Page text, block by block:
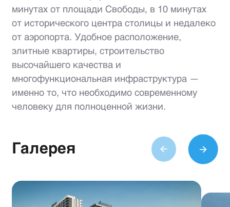
минутах от площади Свободы, в 10 минутах
от исторического центра столицы и недалеко
от аэропорта. Удобное расположение,
элитные квартиры, строительство
высочайшего качества и
многофункциональная инфраструктура —
именно то, что необходимо современному
человеку для полноценной жизни.
Галерея